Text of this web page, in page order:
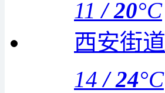
11 /20°C
西安街道
14 /24°C